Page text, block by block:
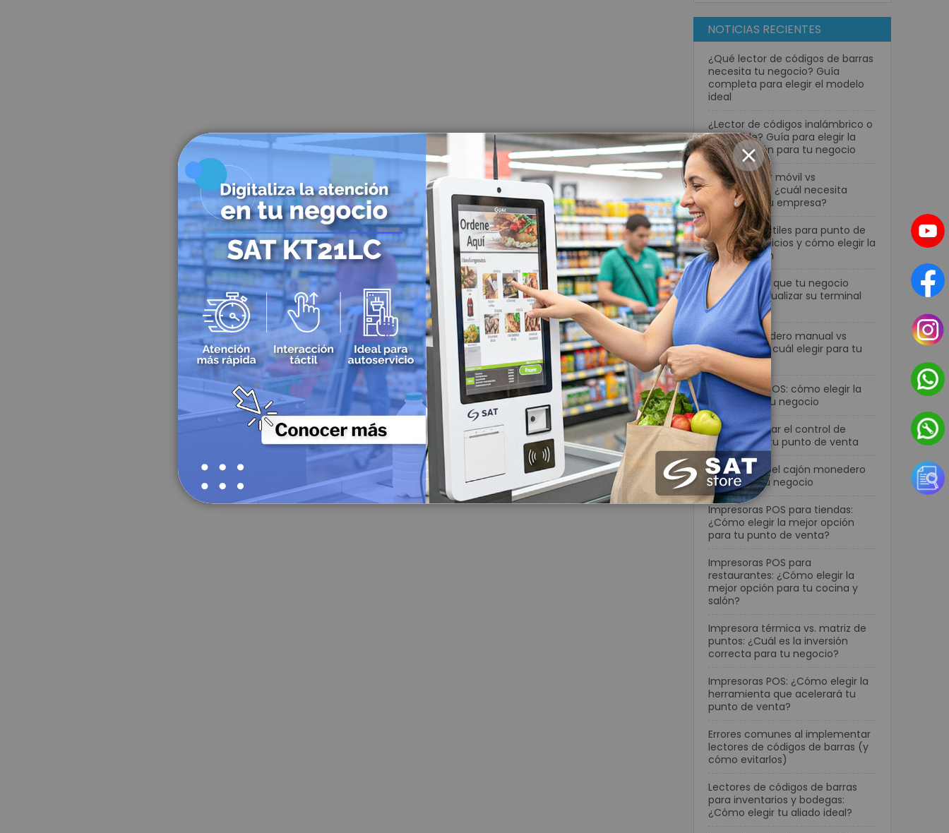
Energía Solar
Controladoras
Paneles Solares
Baterías Solares
Inversores Solares
UPS Solares
Identificación y Marcación
Impresoras de Carnet
Impresoras de Etiquetas
Impresoras de etiquetas para escritorio
Impresoras de etiquetas industriales
Impresoras de etiquetas semi industriales
Impresoras para Manillas
Accesorios para Impresoras de Etiquetas
Cableado y Conectividad
Cableado Estructurado
Cable UTP Categoría 5
Patch Cord
Cable UTP Categoría 6
Cable UTP Categoría 7
NOTICIAS RECIENTES
¿Qué lector de códigos de barras
necesita tu negocio? Guía
completa para elegir el modelo
ideal
¿Lector de códigos inalámbrico o
con cable? Guía para elegir la
mejor opción para tu negocio
Computador móvil vs
smartphone: ¿cuál necesita
realmente tu empresa?
Pantallas táctiles para punto de
venta: beneficios y cómo elegir la
mejor opción
7 señales de que tu negocio
necesita actualizar su terminal
POS
Cajón monedero manual vs
automático: cuál elegir para tu
negocio
Terminales POS: cómo elegir la
mejor para tu negocio
Cómo mejorar el control de
efectivo en tu punto de venta
Cómo elegir el cajón monedero
ideal para tu negocio
Impresoras POS para tiendas:
¿Cómo elegir la mejor opción
para tu punto de venta?
Impresoras POS para
restaurantes: ¿Cómo elegir la
mejor opción para tu cocina y
salón?
Impresora térmica vs. matriz de
puntos: ¿Cuál es la inversión
correcta para tu negocio?
Impresoras POS: ¿Cómo elegir la
herramienta que acelerará tu
punto de venta?
Errores comunes al implementar
lectores de códigos de barras (y
cómo evitarlos)
Lectores de códigos de barras
para inventarios y bodegas:
¿Cómo elegir tu aliado ideal?
CLOSE